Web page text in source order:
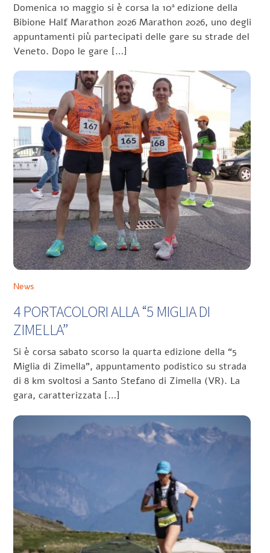
Domenica 10 maggio si è corsa la 10ª edizione della
Bibione Half Marathon 2026 Marathon 2026, uno degli
appuntamenti più partecipati delle gare su strade del
Veneto. Dopo le gare […]
News
4 PORTACOLORI ALLA “5 MIGLIA DI
ZIMELLA”
Si è corsa sabato scorso la quarta edizione della “5
Miglia di Zimella”, appuntamento podistico su strada
di 8 km svoltosi a Santo Stefano di Zimella (VR). La
gara, caratterizzata […]